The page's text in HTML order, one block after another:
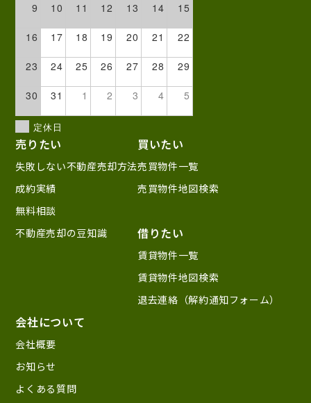
9 10 11 12 13 14 15
16 17 18 19 20 21 22
23 24 25 26 27 28 29
30 31 1 2 3 4 5
定休日
売りたい
失敗しない不動産売却方法
成約実績
無料相談
不動産売却の豆知識
買いたい
売買物件一覧
売買物件地図検索
借りたい
賃貸物件一覧
賃貸物件地図検索
退去連絡（解約通知フォーム）
会社について
会社概要
お知らせ
よくある質問